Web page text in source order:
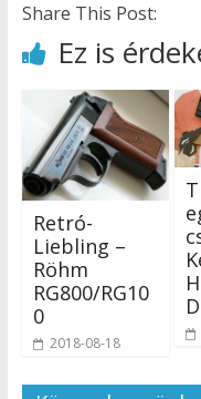
Share This Post:
Ez is
Retró-
Liebling –
Röhm
RG800/RG10
0
2018-08-18